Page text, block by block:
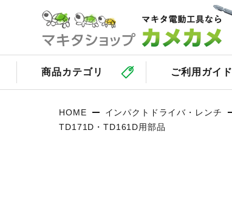
商品カテゴリ ご利用ガイド
HOME インパクトドライバ・レンチ
TD171D・TD161D用部品